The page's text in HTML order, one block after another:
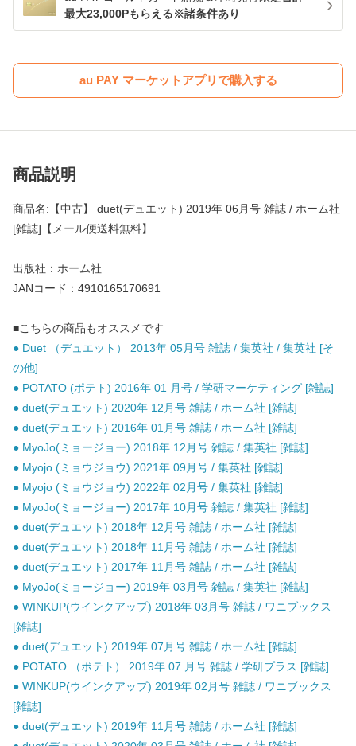
最大23,000Pもらえる※諸条件あり
au PAY マーケットアプリで購入する
商品説明
商品名:【中古】 duet(デュエット) 2019年 06月号 雑誌 / ホーム社
[雑誌]【メール便送料無料】
出版社：ホーム社
JANコード：4910165170691
■こちらの商品もオススメです
● Duet （デュエット） 2013年 05月号 雑誌 / 集英社 / 集英社 [そ
の他]
● POTATO (ポテト) 2016年 01 月号 / 学研マーケティング [雑誌]
● duet(デュエット) 2020年 12月号 雑誌 / ホーム社 [雑誌]
● duet(デュエット) 2016年 01月号 雑誌 / ホーム社 [雑誌]
● MyoJo(ミョージョー) 2018年 12月号 雑誌 / 集英社 [雑誌]
● Myojo (ミョウジョウ) 2021年 09月号 / 集英社 [雑誌]
● Myojo (ミョウジョウ) 2022年 02月号 / 集英社 [雑誌]
● MyoJo(ミョージョー) 2017年 10月号 雑誌 / 集英社 [雑誌]
● duet(デュエット) 2018年 12月号 雑誌 / ホーム社 [雑誌]
● duet(デュエット) 2018年 11月号 雑誌 / ホーム社 [雑誌]
● duet(デュエット) 2017年 11月号 雑誌 / ホーム社 [雑誌]
● MyoJo(ミョージョー) 2019年 03月号 雑誌 / 集英社 [雑誌]
● WINKUP(ウインクアップ) 2018年 03月号 雑誌 / ワニブックス
[雑誌]
● duet(デュエット) 2019年 07月号 雑誌 / ホーム社 [雑誌]
● POTATO （ポテト） 2019年 07 月号 雑誌 / 学研プラス [雑誌]
● WINKUP(ウインクアップ) 2019年 02月号 雑誌 / ワニブックス
[雑誌]
● duet(デュエット) 2019年 11月号 雑誌 / ホーム社 [雑誌]